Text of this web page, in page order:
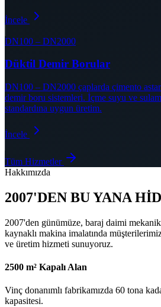
İncele
DN100 – DN2000
Düktil Demir Borular
DN100 – DN2000 çaplarda çimento
demir boru sistemleri. İçme suyu ve
standardına uygun üretim.
İncele
Tüm Hizmetler
Hakkımızda
2007'DEN BU YANA
2007'den günümüze, baraj daimi mekanik
kaynaklı makina imalatında
ve üretim hizmeti sunuyoruz.
2500 m² Kapalı Alan
Vinç donanımlı fabrikamızda 60 tona
kapasitesi.